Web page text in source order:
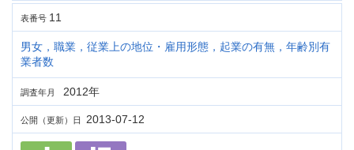
表番号 11
男女，職業，従業上の地位・雇用形態，起業の有無，年齢別有
業者数
調査年月 2012年
公開（更新）日 2013-07-12